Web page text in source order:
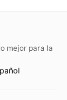
mejor para la